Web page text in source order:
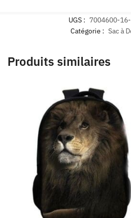
UGS : 7004600-
Catégorie : Sac à
Produits similaires